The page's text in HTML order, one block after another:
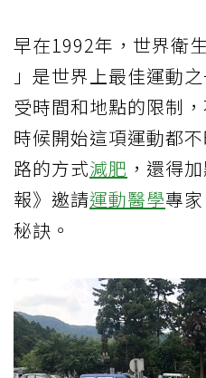
早在1992年，世界衛
」是世界上最佳運動
受時間和地點的限制
時候開始這項運動都
路的方式減肥 ，還得
報》邀請運動醫學專
秘訣。